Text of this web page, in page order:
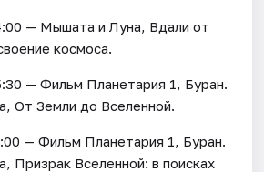
— Мышата и Луна, Вдали от
космоса.
— Фильм Планетария 1, Буран.
От Земли до Вселенной.
— Фильм Планетария 1, Буран.
Призрак Вселенной: в поисках